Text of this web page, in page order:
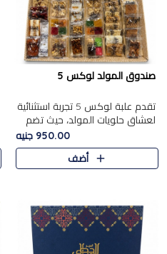
صندوق المولد لوكس 5
تقدم علبة لوكس 5 تجربة استثنائية
لعشاق حلويات المولد، حيث تضم
42 قطعة من تشكيلة فاخرة تجمع
بين أشهر الأصناف التقليدية وأصناف
مميزة مختارة بع..
950.00 جنيه
أضف